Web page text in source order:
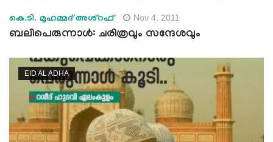
കെ.ടി. മുഹമ്മദ് അശ്റഫ് Nov 4, 2011
ബലിപെരുന്നാള്‍: ചരിത്രവും സന്ദേശവും
EID AL ADHA